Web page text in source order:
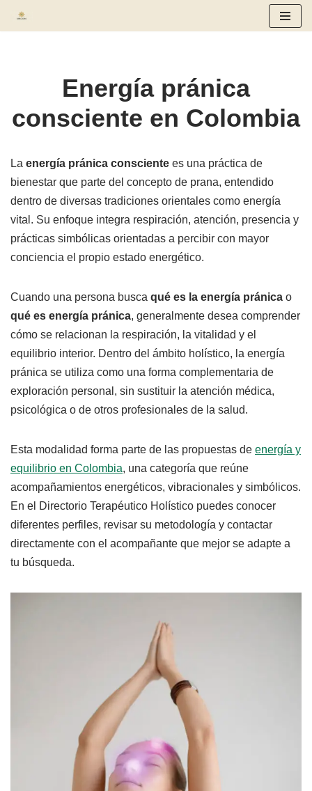
Energía pránica
consciente en Colombia
La energía pránica consciente es una práctica de
bienestar que parte del concepto de prana, entendido
dentro de diversas tradiciones orientales como energía
vital. Su enfoque integra respiración, atención, presencia y
prácticas simbólicas orientadas a percibir con mayor
conciencia el propio estado energético.
Cuando una persona busca qué es la energía pránica o
qué es energía pránica, generalmente desea comprender
cómo se relacionan la respiración, la vitalidad y el
equilibrio interior. Dentro del ámbito holístico, la energía
pránica se utiliza como una forma complementaria de
exploración personal, sin sustituir la atención médica,
psicológica o de otros profesionales de la salud.
Esta modalidad forma parte de las propuestas de energía y
equilibrio en Colombia, una categoría que reúne
acompañamientos energéticos, vibracionales y simbólicos.
En el Directorio Terapéutico Holístico puedes conocer
diferentes perfiles, revisar su metodología y contactar
directamente con el acompañante que mejor se adapte a
tu búsqueda.